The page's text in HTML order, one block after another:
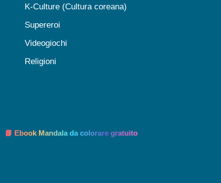
K-Culture (Cultura coreana)
Supereroi
Videogiochi
Religioni
📘 Ebook Mandala da colorare gratuito